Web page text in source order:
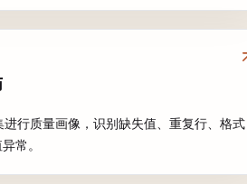
进行质量画像，识别缺失值、重复行、格式
常。